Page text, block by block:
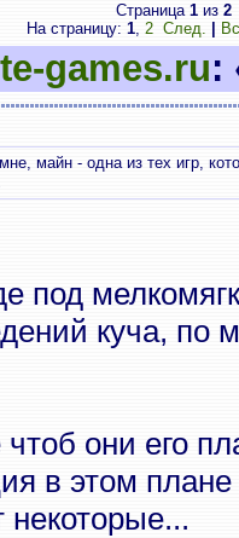
Страница 1 из 2
На страницу: 1, 2 След.
games.ru:
майн - одна из тех игр,
под
куча, по
чтоб они его
в этом
некоторые...